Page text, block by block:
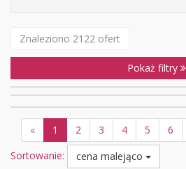
Znaleziono 2122 ofert
Pokaż filtry
« 1 2 3 4 5 6
Sortowanie:
cena malejąco